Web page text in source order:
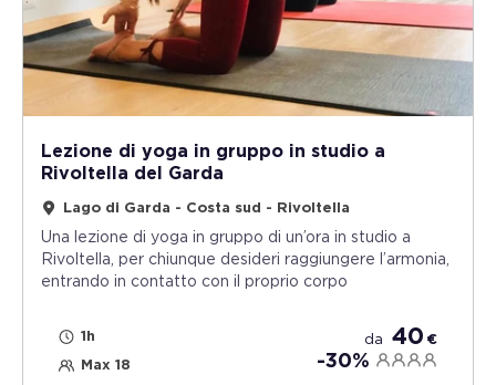
Lezione di yoga in gruppo in studio a
Rivoltella del Garda
Lago di Garda - Costa sud - Rivoltella
Una lezione di yoga in gruppo di un’ora in studio a
Rivoltella, per chiunque desideri raggiungere l’armonia,
entrando in contatto con il proprio corpo
1h
Max 18
da 40 €
-30%